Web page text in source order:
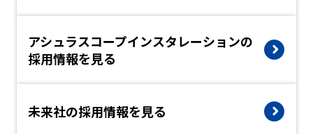
アシュラスコープインスタレーションの
採用情報を見る
未来社の採用情報を見る